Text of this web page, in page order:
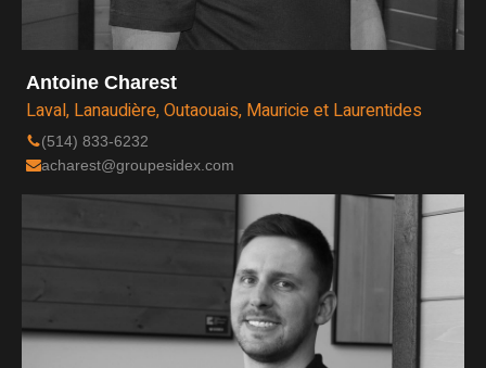
Antoine Charest
Laval, Lanaudière, Outaouais, Mauricie et Laurentides
(514) 833-6232
acharest@groupesidex.com